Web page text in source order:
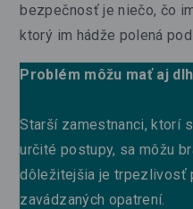
bezpečnosť je niečo, čo
ktorý im hádže polená pod
Problém môžu mať aj
Starší zamestnanci, ktorí
určité postupy, sa môžu
dôležitejšia je trpezlivosť
zavádzaných opatrení.